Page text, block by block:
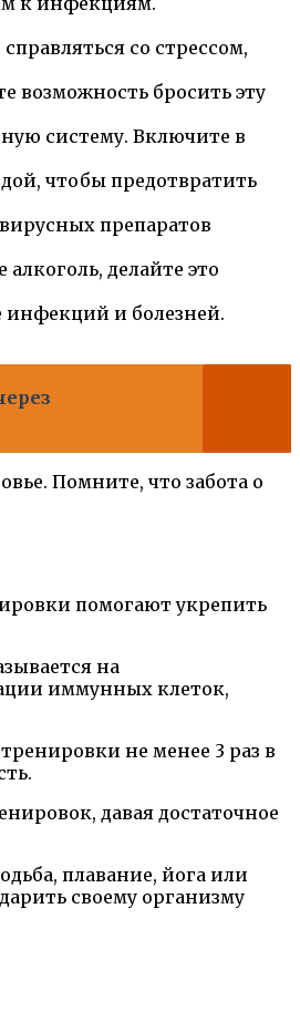
со стрессом,
возможность бросить эту
систему. Включите в
чтобы предотвратить
препаратов
делайте это
инфекций и болезней.
Помните, что забота о
помогают укрепить
на
иммунных клеток,
не менее 3 раз в
давая достаточное
плавание, йога или
своему организму